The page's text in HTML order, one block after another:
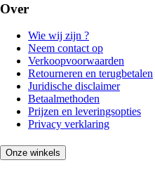
Over
Wie wij zijn ?
Neem contact op
Verkoopvoorwaarden
Retourneren en terugbetalen
Juridische disclaimer
Betaalmethoden
Prijzen en leveringsopties
Privacy verklaring
Onze winkels